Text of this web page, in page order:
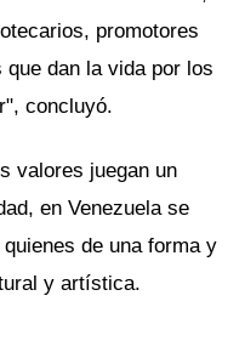
promotores
dan la vida por los
concluyó.
valores juegan un
en Venezuela se
de una forma y
y artística.